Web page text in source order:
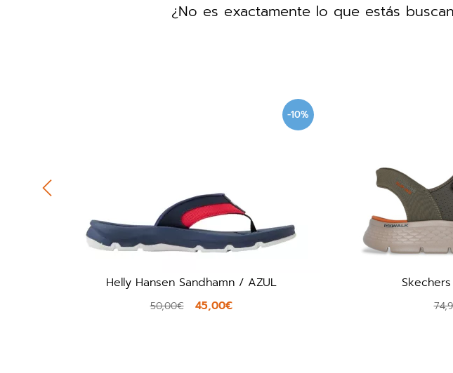
¿No es exactamente lo que estás
-10%
Helly Hansen Sandhamn / AZUL
50,00€ 45,00€